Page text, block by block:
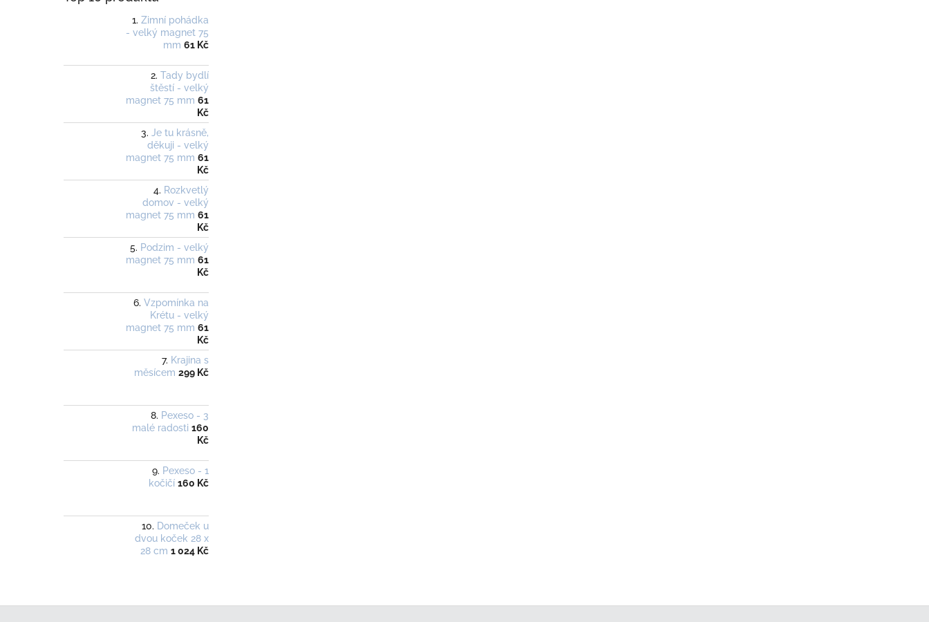
Zimní pohádka
- velký magnet 75
mm 61 Kč
Tady bydlí
štěstí - velký
magnet 75 mm 61
Kč
Je tu krásně,
děkuji - velký
magnet 75 mm 61
Kč
Rozkvetlý
domov - velký
magnet 75 mm 61
Kč
Podzim - velký
magnet 75 mm 61
Kč
Vzpomínka na
Krétu - velký
magnet 75 mm 61
Kč
Krajina s
měsícem 299 Kč
Pexeso - 3
malé radosti 160
Kč
Pexeso - 1
kočičí 160 Kč
Domeček u
dvou koček 28 x
28 cm 1 024 Kč